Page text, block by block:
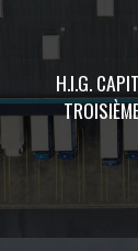
H.I.G.